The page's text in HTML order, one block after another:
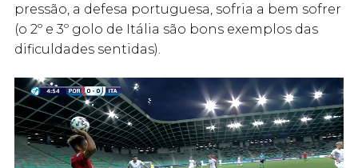
pressão, a defesa portuguesa, sofria a bem sofrer
(o 2º e 3º golo de Itália são bons exemplos das
dificuldades sentidas).